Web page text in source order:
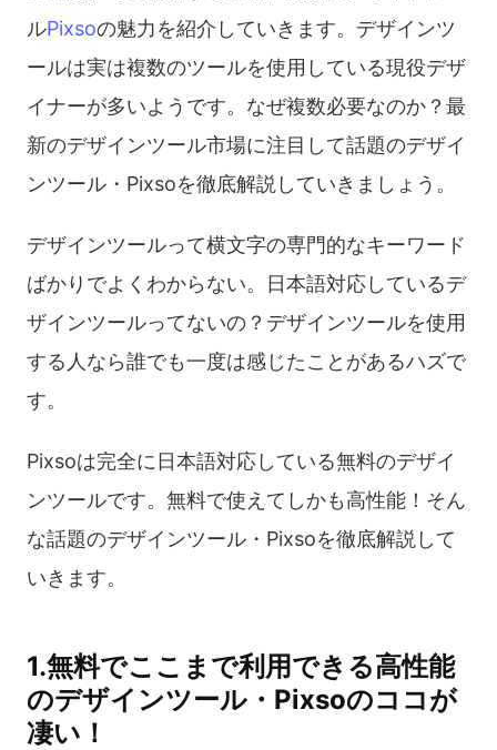
ルPixsoの魅力を紹介していきます。デザインツ
ールは実は複数のツールを使用している現役デザ
イナーが多いようです。なぜ複数必要なのか？最
新のデザインツール市場に注目して話題のデザイ
ンツール・Pixsoを徹底解説していきましょう。
デザインツールって横文字の専門的なキーワード
ばかりでよくわからない。日本語対応しているデ
ザインツールってないの？デザインツールを使用
する人なら誰でも一度は感じたことがあるハズで
す。
Pixsoは完全に日本語対応している無料のデザイ
ンツールです。無料で使えてしかも高性能！そん
な話題のデザインツール・Pixsoを徹底解説して
いきます。
1.無料でここまで利用できる高性能
のデザインツール・Pixsoのココが
凄い！